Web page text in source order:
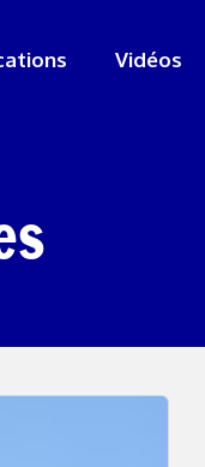
Vidéos